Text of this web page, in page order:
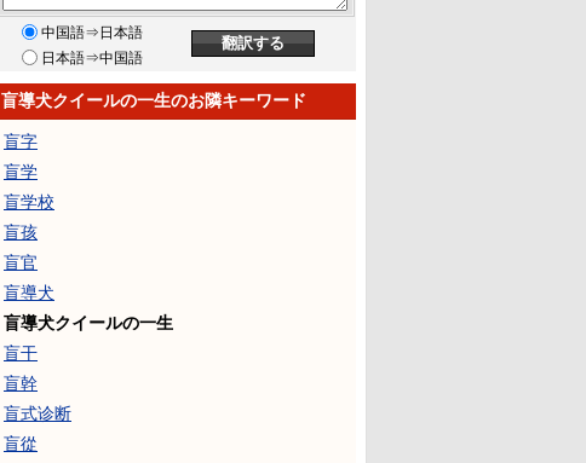
中国語⇒日本語
日本語⇒中国語
盲導犬クイールの一生のお隣キーワード
盲字
盲学
盲学校
盲孩
盲官
盲導犬
盲導犬クイールの一生
盲干
盲幹
盲式诊断
盲從